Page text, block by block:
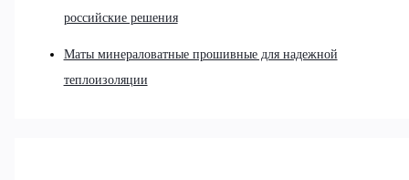
российские решения
Маты минераловатные прошивные для надежной
теплоизоляции